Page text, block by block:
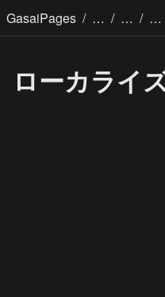
GasaiPages / / /
ローカライ